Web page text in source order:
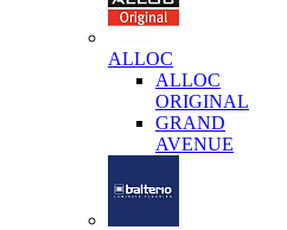
ALLOC
ALLOC
ORIGINAL
GRAND
AVENUE